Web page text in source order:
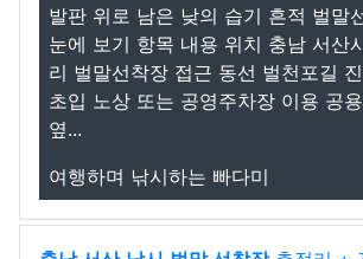
발판 위로 남은 낮의 습기 흔적 벌말
눈에 보기 항목 내용 위치 충남 서산
리 벌말선착장 접근 동선 벌천포길
초입 노상 또는 공영주차장 이용 공
옆...
여행하며 낚시하는 빠다미